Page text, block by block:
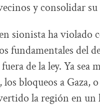
y consolidar su
sionista ha violado
fundamentales del
de la ley. Ya sea
bloqueos a Gaza,
la región en